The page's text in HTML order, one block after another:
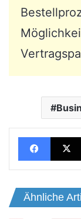
Facebook
Ähnliche